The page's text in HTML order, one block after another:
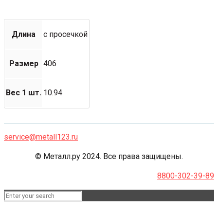
Длина с просечкой
Размер 406
Вес 1 шт. 10.94
service@metall123.ru
© Металл.ру 2024. Все права защищены.
8800-302-39-89